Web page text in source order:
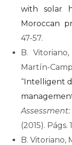
with solar
Moroccan
47-57.
B.
Martín-
“Intelligent
(2015). Págs.
B. Vitoriano,